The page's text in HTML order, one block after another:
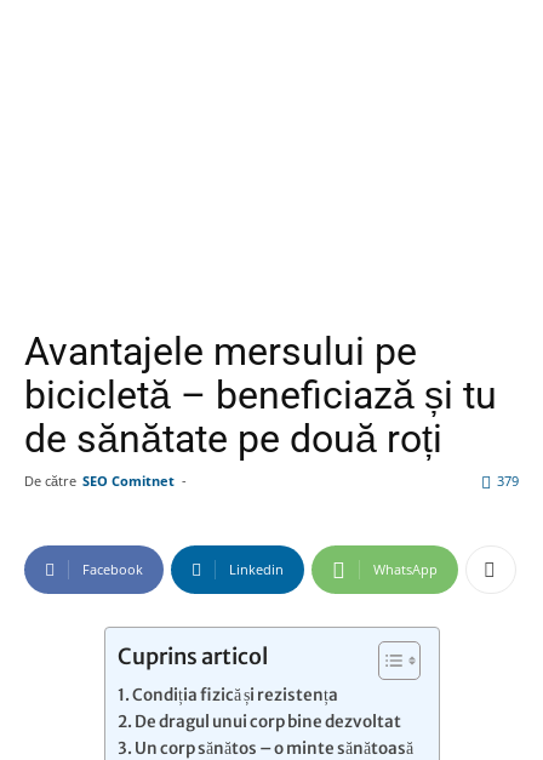
Avantajele mersului pe
bicicletă – beneficiază și tu
de sănătate pe două roți
De către SEO Comitnet - 379
Facebook Linkedin WhatsApp
Cuprins articol
Condiția fizică și rezistența
De dragul unui corp bine dezvoltat
Un corp sănătos – o minte sănătoasă